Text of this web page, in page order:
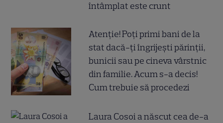
întâmplat este crunt
Atenție! Poți primi bani de la
stat dacă-ți îngrijești părinții,
bunicii sau pe cineva vârstnic
din familie. Acum s-a decis!
Cum trebuie să procedezi
Laura Cosoi a născut cea de-a